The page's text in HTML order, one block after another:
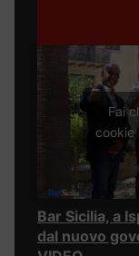
Fai
cookie
Bar Sicilia, a
dal nuovo